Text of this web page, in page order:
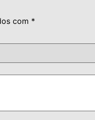
com *